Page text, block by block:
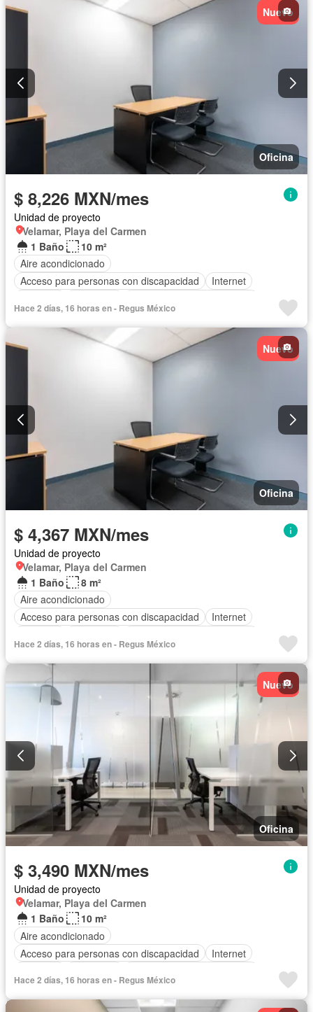
Nuevo
Oficina
$ 8,226 MXN/mes
Unidad de proyecto
Velamar, Playa del Carmen
1 Baño
10 m²
Aire acondicionado
Acceso para personas con discapacidad
Internet
Hace 2 días, 16 horas en - Regus México
Nuevo
Oficina
$ 4,367 MXN/mes
Unidad de proyecto
Velamar, Playa del Carmen
1 Baño
8 m²
Aire acondicionado
Acceso para personas con discapacidad
Internet
Hace 2 días, 16 horas en - Regus México
Nuevo
Oficina
$ 3,490 MXN/mes
Unidad de proyecto
Velamar, Playa del Carmen
1 Baño
10 m²
Aire acondicionado
Acceso para personas con discapacidad
Internet
Hace 2 días, 16 horas en - Regus México